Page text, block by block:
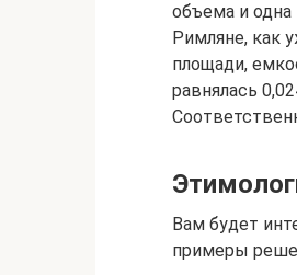
объема и одна
Римляне, как
площади,
равнялась
Вам будет
примеры